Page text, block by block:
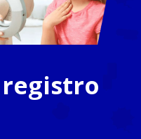
registro